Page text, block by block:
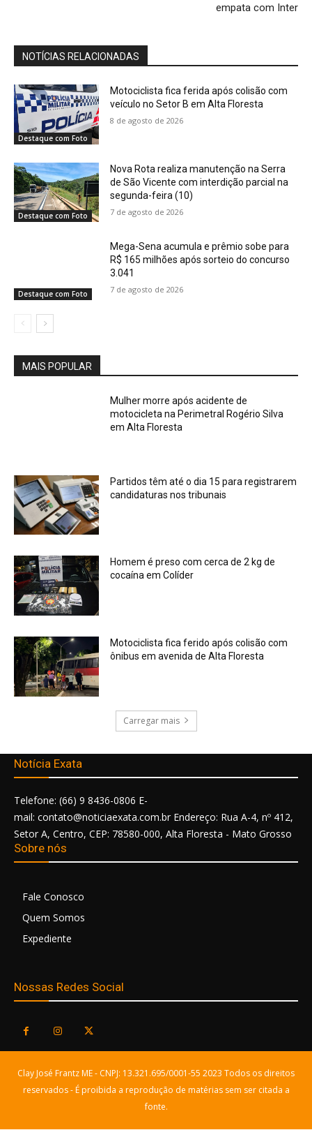
empata com Inter
NOTÍCIAS RELACIONADAS
Destaque com Foto
Motociclista fica ferida após colisão com
veículo no Setor B em Alta Floresta
8 de agosto de 2026
Destaque com Foto
Nova Rota realiza manutenção na Serra
de São Vicente com interdição parcial na
segunda-feira (10)
7 de agosto de 2026
Destaque com Foto
Mega-Sena acumula e prêmio sobe para
R$ 165 milhões após sorteio do concurso
3.041
7 de agosto de 2026
MAIS POPULAR
Mulher morre após acidente de
motocicleta na Perimetral Rogério Silva
em Alta Floresta
Partidos têm até o dia 15 para registrarem
candidaturas nos tribunais
Homem é preso com cerca de 2 kg de
cocaína em Colíder
Motociclista fica ferido após colisão com
ônibus em avenida de Alta Floresta
Carregar mais
Notícia Exata
Telefone: (66) 9 8436-0806 E-
mail: contato@noticiaexata.com.br Endereço: Rua A-4, nº 412,
Setor A, Centro, CEP: 78580-000, Alta Floresta - Mato Grosso
Sobre nós
Fale Conosco
Quem Somos
Expediente
Nossas Redes Social
Clay José Frantz ME - CNPJ: 13.321.695/0001-55 2023 Todos os direitos
reservados - É proibida a reprodução de matérias sem ser citada a
fonte.